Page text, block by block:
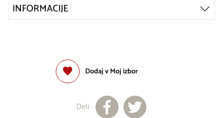
INFORMACIJE
Dodaj v Moj izbor
Deli